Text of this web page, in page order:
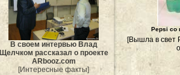
В своем интервью Влад
Щелчком рассказал о проекте
ARbooz.com
[Интересные факты]
Pepsi со
[Вышла в свет